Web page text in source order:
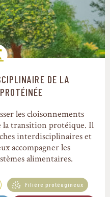
transition
DE LA
les cloisonnements
la transition protéique. Il
interdisciplinaires et
accompagner les
alimentaires.
Filière protéagineux